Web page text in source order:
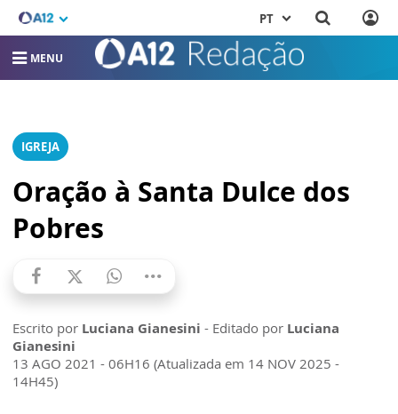
PT
MENU
IGREJA
Oração à Santa Dulce dos
Pobres
Escrito por Luciana Gianesini - Editado por Luciana
Gianesini
13 AGO 2021 - 06H16 (Atualizada em 14 NOV 2025 -
14H45)